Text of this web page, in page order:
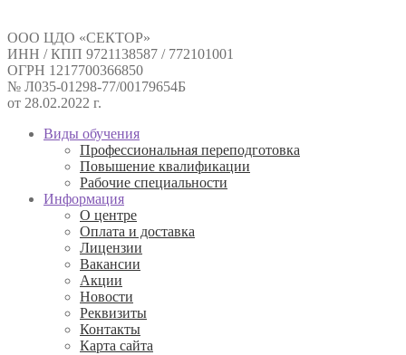
ООО ЦДО «СЕКТОР»
ИНН / КПП 9721138587 / 772101001
ОГРН 1217700366850
№ Л035-01298-77/00179654Б
от 28.02.2022 г.
Виды обучения
Профессиональная переподготовка
Повышение квалификации
Рабочие специальности
Информация
О центре
Оплата и доставка
Лицензии
Вакансии
Акции
Новости
Реквизиты
Контакты
Карта сайта